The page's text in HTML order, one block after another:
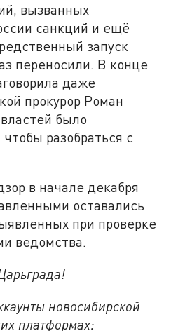
вызванных
санкций и ещё
запуск
переносили. В конце
даже
прокурор Роман
властей было
разобраться с
в начале декабря
оставались
при проверке
ведомства.
новосибирской
платформах: